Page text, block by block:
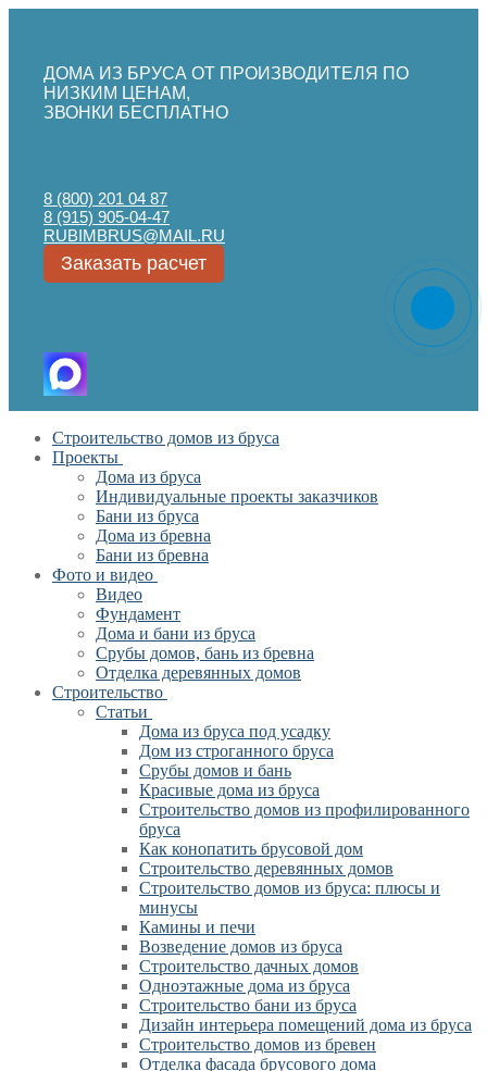
ДОМА ИЗ БРУСА ОТ ПРОИЗВОДИТЕЛЯ ПО
НИЗКИМ ЦЕНАМ,
ЗВОНКИ БЕСПЛАТНО
8 (800) 201 04 87
8 (915) 905-04-47
RUBIMBRUS@MAIL.RU
Заказать расчет
Перейти
содержимому
Меню
ЗакрытьСтроительство домов из бруса
Проекты
Дома из бруса
Индивидуальные проекты заказчиков
Бани из бруса
Дома из бревна
Бани из бревна
Фото и видео
Видео
Фундамент
Дома и бани из бруса
Срубы домов, бань из бревна
Отделка деревянных домов
Строительство
Статьи
Дома из бруса под усадку
Дом из строганного бруса
Срубы домов и бань
Красивые дома из бруса
Строительство домов из профилированного
бруса
Как конопатить брусовой дом
Строительство деревянных домов
Строительство домов из бруса: плюсы и
минусы
Камины и печи
Возведение домов из бруса
Cтроительство дачных домов
Одноэтажные дома из бруса
Строительство бани из бруса
Дизайн интерьера помещений дома из бруса
Строительство домов из бревен
Отделка фасада брусового дома